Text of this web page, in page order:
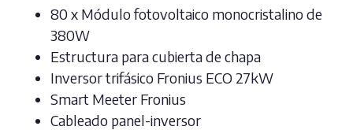
80 x Módulo fotovoltaico monocristalino de
380W
Estructura para cubierta de chapa
Inversor trifásico Fronius ECO 27kW
Smart Meeter Fronius
Cableado panel-inversor